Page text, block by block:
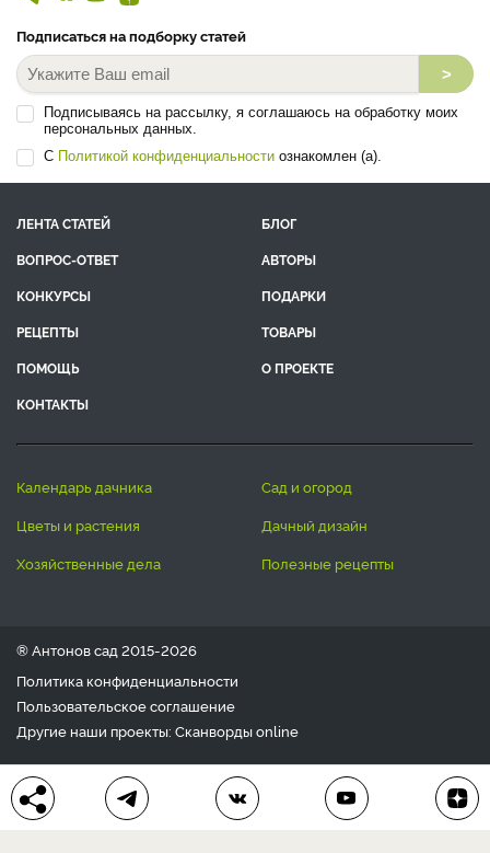
Подписаться на подборку статей
>
Подписываясь на рассылку, я соглашаюсь на обработку моих
персональных данных.
С Политикой конфиденциальности ознакомлен (а).
ЛЕНТА СТАТЕЙ
БЛОГ
ВОПРОС-ОТВЕТ
АВТОРЫ
КОНКУРСЫ
ПОДАРКИ
РЕЦЕПТЫ
ТОВАРЫ
ПОМОЩЬ
О ПРОЕКТЕ
КОНТАКТЫ
календарь дачника
сад и огород
цветы и растения
дачный дизайн
хозяйственные дела
полезные рецепты
® Антонов сад 2015-2026
Политика конфиденциальности
Пользовательское соглашение
Другие наши проекты: Сканвордыonline
Любое использование материала допускается только с
письменного согласия редакции